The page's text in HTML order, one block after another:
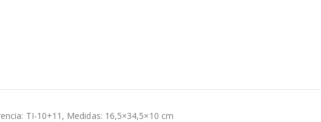
TI-10+11, Medidas: 16,5×34,5×10 cm